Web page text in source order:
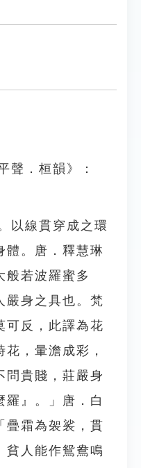
聲．桓韻》：
以線貫穿成之環
體。唐．釋慧琳
般若波羅蜜多
嚴身之具也。梵
可反，此譯為花
，暈澹成彩，
問貴賤，莊嚴身
羅』。」唐．白
疊霜為袈裟，貫
貧人能作鴛鴦鳴